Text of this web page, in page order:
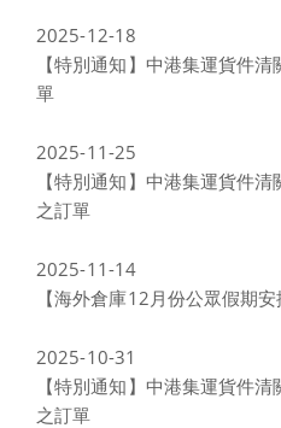
2025-12-18
【特別通知】中港集運貨件
單
2025-11-25
【特別通知】中港集運貨件
之訂單
2025-11-14
【海外倉庫12月份公眾假期安
2025-10-31
【特別通知】中港集運貨件
之訂單